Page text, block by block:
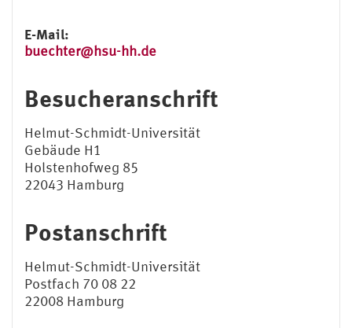
E-Mail:
buechter@hsu-hh.de
Besucheranschrift
Helmut-Schmidt-Universität
Gebäude H1
Holstenhofweg 85
22043 Hamburg
Postanschrift
Helmut-Schmidt-Universität
Postfach 70 08 22
22008 Hamburg